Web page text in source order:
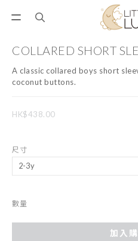
COLLARED SHORT
A classic collared boys short
coconut buttons.
HK$438.00
尺寸
數量
加入